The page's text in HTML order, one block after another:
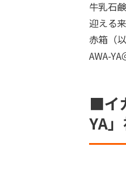
牛乳石
迎える
赤箱（
AWA-
■イ
YA